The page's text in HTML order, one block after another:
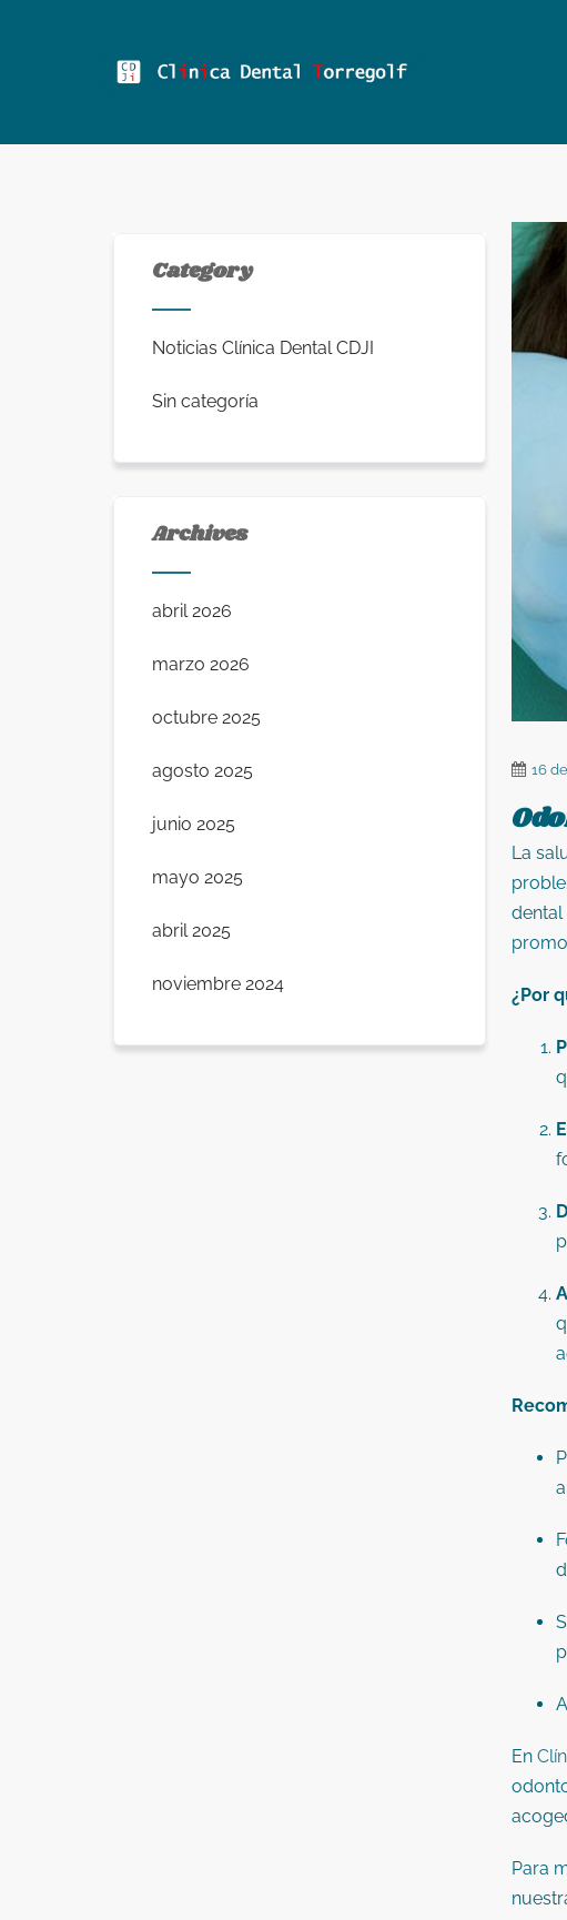
16
La
dental
¿Por
En
Para
Category
Noticias Clínica Dental CDJI
Sin categoría
Archives
abril 2026
marzo 2026
octubre 2025
agosto 2025
junio 2025
mayo 2025
abril 2025
noviembre 2024